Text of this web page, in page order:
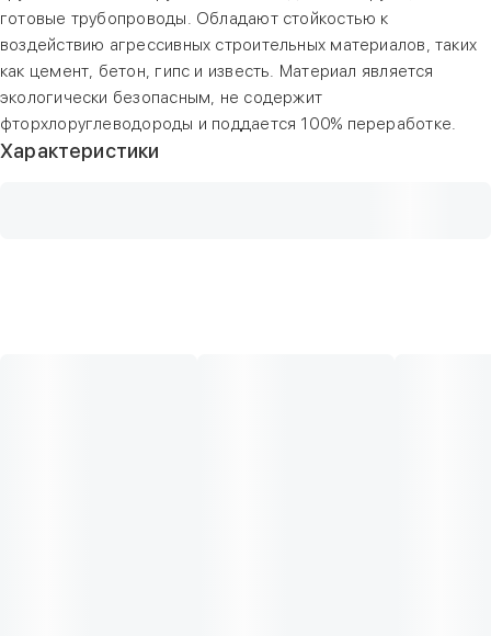
готовые трубопроводы. Обладают стойкостью к
воздействию агрессивных строительных материалов, таких
как цемент, бетон, гипс и известь. Материал является
экологически безопасным, не содержит
фторхлоруглеводороды и поддается 100% переработке.
Характеристики